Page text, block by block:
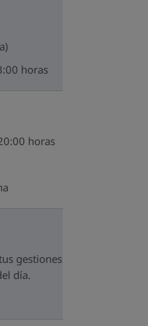
horas
horas
gestiones
día.